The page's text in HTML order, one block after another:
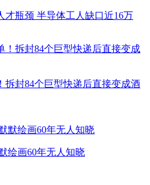
才瓶颈 半导体工人缺口近16万
拆封84个巨型快递后直接变成酒
绘画60年无人知晓